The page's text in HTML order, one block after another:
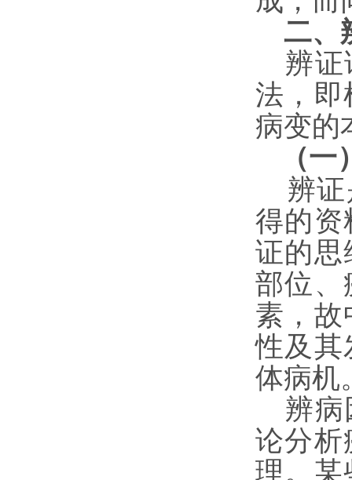
二、
辨证
法，即
病变的
（
辨证
得的资
证的思
部位、
素，故
性及其
体病机
辨病
论分析
理。某